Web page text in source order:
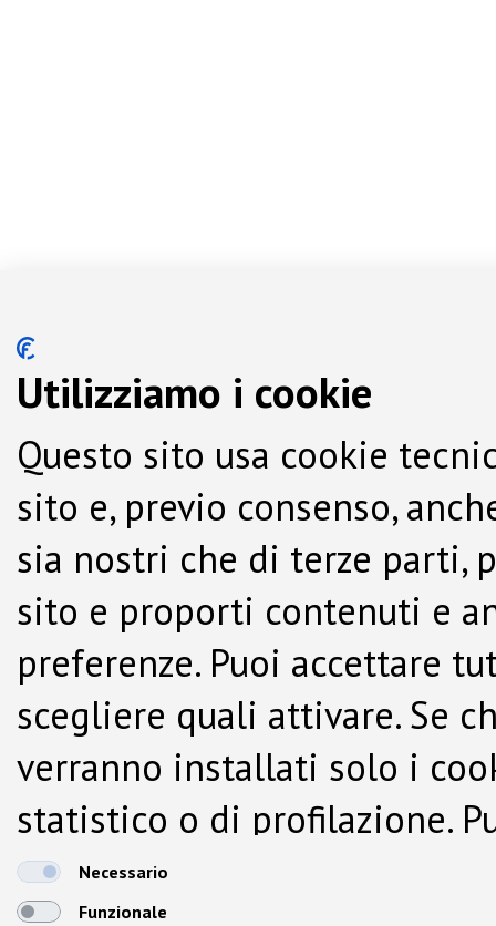
Utilizziamo i cookie
Questo sito usa cookie
sito e, previo consenso,
sia nostri che di terze parti,
sito e proporti contenuti e
preferenze. Puoi accettare
scegliere quali attivare. Se
verranno installati solo i
statistico o di profilazione.
dalla Cookie Policy.
Necessario
Funzionale